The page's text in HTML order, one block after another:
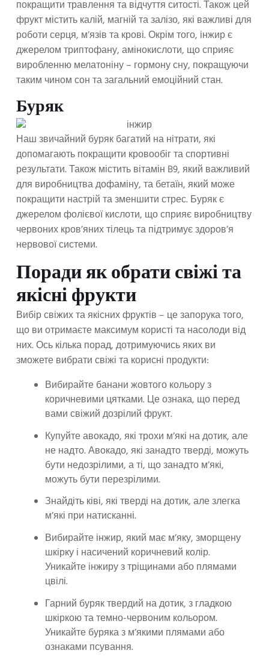
покращити травлення та відчуття ситості. Також цей
фрукт містить калій, магній та залізо, які важливі для
роботи серця, м’язів та крові. Окрім того, інжир є
джерелом триптофану, амінокислоти, що сприяє
виробленню мелатоніну – гормону сну, покращуючи
таким чином сон та загальний емоційний стан.
Буряк
Наш звичайний буряк багатий на нітрати, які
допомагають покращити кровообіг та спортивні
результати. Також містить вітамін B9, який важливий
для виробництва дофаміну, та бетаїн, який може
покращити настрій та зменшити стрес. Буряк є
джерелом фолієвої кислоти, що сприяє виробництву
червоних кров’яних тілець та підтримує здоров’я
нервової системи.
Поради як обрати свіжі та
якісні фрукти
Вибір свіжих та якісних фруктів – це запорука того,
що ви отримаєте максимум користі та насолоди від
них. Ось кілька порад, дотримуючись яких ви
зможете вибрати свіжі та корисні продукти:
Вибирайте банани жовтого кольору з
коричневими цятками. Це ознака, що перед
вами свіжий дозрілий фрукт.
Купуйте авокадо, які трохи м’які на дотик, але
не надто. Авокадо, які занадто тверді, можуть
бути недозрілими, а ті, що занадто м’які,
можуть бути перезрілими.
Знайдіть ківі, які тверді на дотик, але злегка
м’які при натисканні.
Вибирайте інжир, який має м’яку, зморщену
шкірку і насичений коричневий колір.
Уникайте інжиру з тріщинами або плямами
цвілі.
Гарний буряк твердий на дотик, з гладкою
шкіркою та темно-червоним кольором.
Уникайте буряка з м’якими плямами або
ознаками псування.